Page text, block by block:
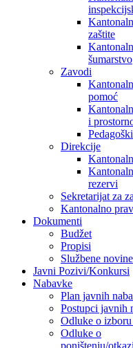
zaštite
šumarstvo
Zavodi
pomoć
i
Direkcije
rezervi
Sekretarijat za
Kantonalno
Dokumenti
Budžet
Propisi
Službene novine
Javni Pozivi/Konkursi
Nabavke
Plan javnih
Postupci javnih
Odluke o izboru
Odluke o
poništenju/